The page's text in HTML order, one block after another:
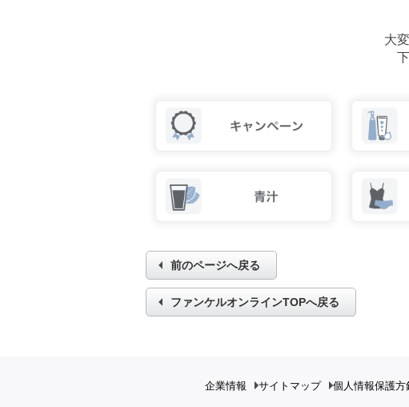
大
前のページへ戻る
ファンケルオンラインTOPへ戻る
企業情報 サイトマップ 個人情報保護方